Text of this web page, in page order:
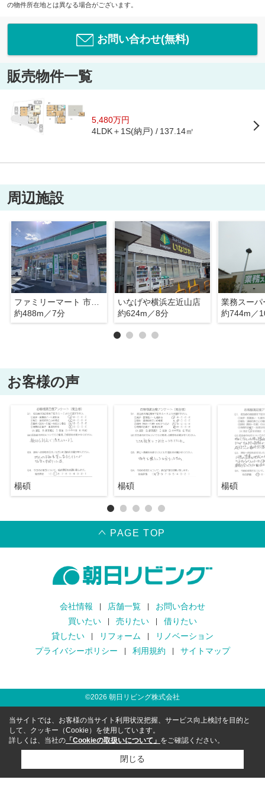
の物件所在地とは異なる場合がございます。
お問い合わせ(無料)
販売物件一覧
5,480万円
4LDK＋1S(納戸) 137.14㎡
周辺施設
ファミリーマート 市沢町店
約488m／7分
いなげや横浜左近山店
約624m／8分
約744m／
お客様の声
楊碩 楊碩 楊碩
PAGE TOP
会社情報 店舗一覧
お問い合わせ
買いたい
売りたい
借りたい
貸したい
リフォーム
リノベーション
プライバシーポリシー
利用規約 サイトマップ
©2026 朝日リビング株式会社
当サイトでは、お客様の当サイト利用状況把握、サービス向上検討を目的と
して、クッキー（Cookie）を使用しています。
詳しくは、当社の 「Cookieの取扱いについて」 をご確認ください。
閉じる